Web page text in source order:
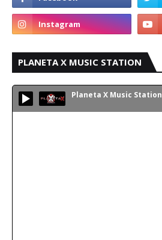
PLANETA X MUSIC STATION
Planeta X Music Station